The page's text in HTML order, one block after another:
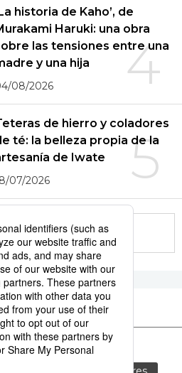
4
historia de Kaho’, de
Haruki: una obra
las tensiones entre una
y una hija
08/2026
5
de hierro y coladores
té: la belleza propia de la
de Iwate
07/2026
this series
vida
comida